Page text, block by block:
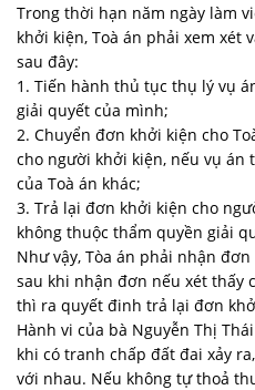
Trong thời hạn năm ngày làm
khởi kiện, Toà án phải xem xét
sau đây:
1. Tiến hành thủ tục thụ lý vụ
giải quyết của mình;
2. Chuyển đơn khởi kiện cho
cho người khởi kiện, nếu vụ án
của Toà án khác;
3. Trả lại đơn khởi kiện cho
không thuộc thẩm quyền giải
Như vậy, Tòa án phải nhận
sau khi nhận đơn nếu xét thấy
thì ra quyết đinh trả lại đơn
Hành vi của bà Nguyễn Thị
khi có tranh chấp đất đai xảy
với nhau. Nếu không tự thoả